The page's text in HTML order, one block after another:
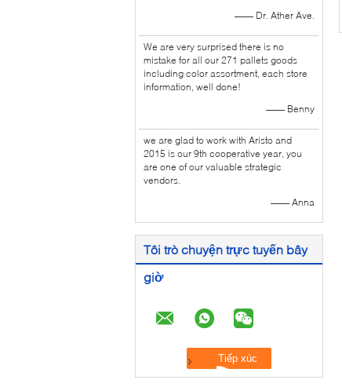
—— Dr. Ather Ave.
We are very surprised there is no
mistake for all our 271 pallets goods
including color assortment, each store
information, well done!
—— Benny
we are glad to work with Aristo and
2015 is our 9th cooperative year, you
are one of our valuable strategic
vendors.
—— Anna
Tôi trò chuyện trực tuyến bây
giờ